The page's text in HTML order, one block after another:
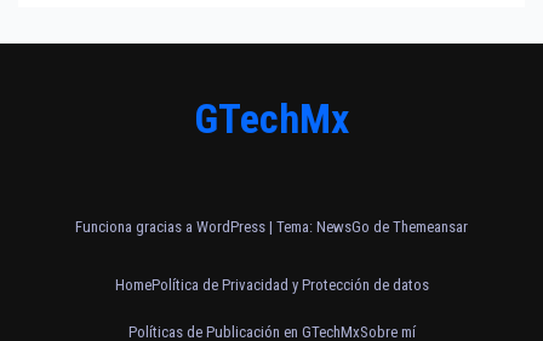
GTechMx
Funciona gracias a WordPress | Tema: NewsGo de Themeansar
HomePolítica de Privacidad y Protección de datos
Políticas de Publicación en GTechMxSobre mí